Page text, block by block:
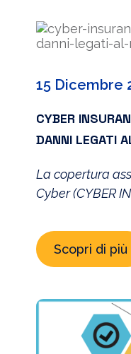
scoprire quali
non previsti” di
15 Dicembre
CYBER
DANNI LEGATI
La copertura
Cyber (CYBER
ancora poco
prospettiva sarà
dalle aziende.
che tenga
mitigare,
possibile, […]
Scopri di più